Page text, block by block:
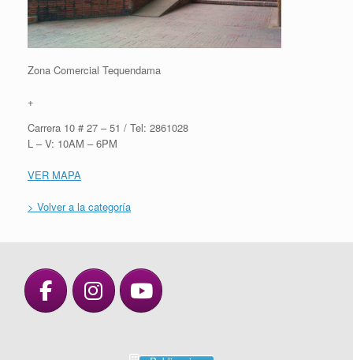
Zona Comercial Tequendama
+
Carrera 10 # 27 – 51 / Tel: 2861028
L – V: 10AM – 6PM
VER MAPA
> Volver a la categoría